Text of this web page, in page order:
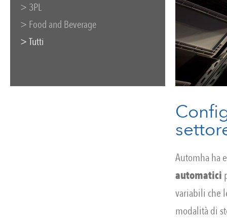
> 3PL
> Food and Beverage
> Tutti
Automha ha
automatici
variabili che
modalità di